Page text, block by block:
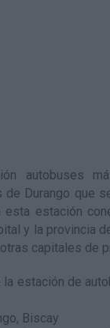
autobuses
Durango que
esta estación
y la provincia
capitales de
estación de
Biscay